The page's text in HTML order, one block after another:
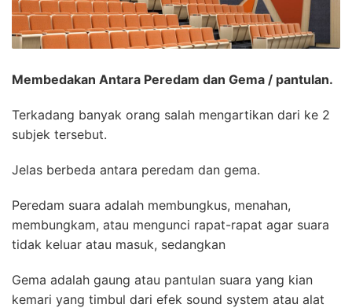
Membedakan Antara Peredam dan Gema / pantulan.
Terkadang banyak orang salah mengartikan dari ke 2
subjek tersebut.
Jelas berbeda antara peredam dan gema.
Peredam suara adalah membungkus, menahan,
membungkam, atau mengunci rapat-rapat agar suara
tidak keluar atau masuk, sedangkan
Gema adalah gaung atau pantulan suara yang kian
kemari yang timbul dari efek sound system atau alat